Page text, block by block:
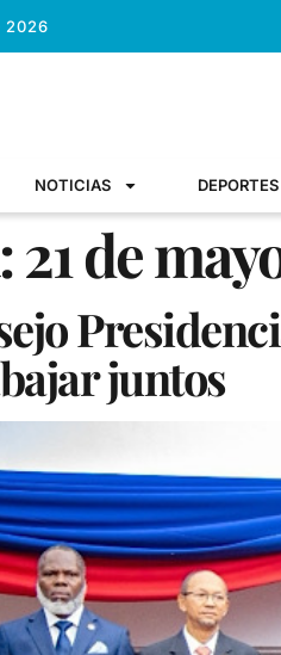
2026
NOTICIAS DEPORTES
21 de
juntos